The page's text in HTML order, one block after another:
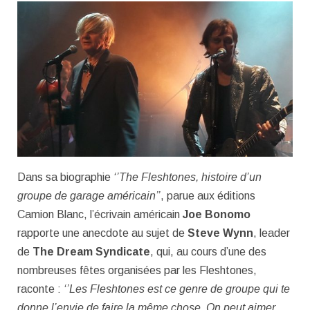
Dans sa biographie ‘’The Fleshtones, histoire d’un
groupe de garage américain’’, parue aux éditions
Camion Blanc, l’écrivain américain Joe Bonomo
rapporte une anecdote au sujet de Steve Wynn, leader
de The Dream Syndicate, qui, au cours d’une des
nombreuses fêtes organisées par les Fleshtones,
raconte : ‘’Les Fleshtones est ce genre de groupe qui te
donne l’envie de faire la même chose. On peut aimer